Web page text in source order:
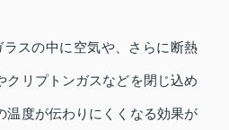
スの中に空気や、さらに断熱
クリプトンガスなどを閉じ込め
温度が伝わりにくくなる効果が